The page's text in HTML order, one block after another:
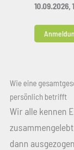
10.09.2026,
Wie eine
persönlich betrifft
Wir alle kennen
dann